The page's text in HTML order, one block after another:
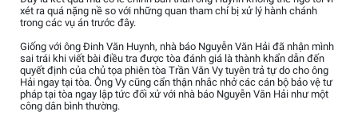
xét ra quá nặng nề so với những quan tham chỉ bị xử lý hành chánh
trong các vụ án trước đây.
Giống với ông Đinh Văn Huynh, nhà báo Nguyễn Văn Hải đã nhận mình
sai trái khi viết bài điều tra được tòa đánh giá là thành khẩn dẫn đến
quyết định của chủ tọa phiên tòa Trần Văn Vy tuyên trả tự do cho ông
Hải ngay tại tòa. Ông Vy cũng cẩn thận nhắc nhở các cán bộ bảo vệ tư
pháp tại tòa ngay lập tức đối xử với nhà báo Nguyễn Văn Hải như một
công dân bình thường.